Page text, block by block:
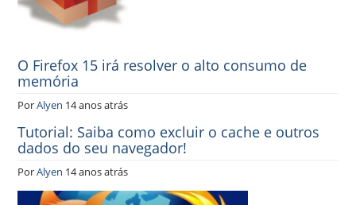
O Firefox 15 irá resolver o alto consumo de
memória
PorAlyen 14 anos atrás
Tutorial: Saiba como excluir o cache e outros
dados do seu navegador!
PorAlyen 14 anos atrás